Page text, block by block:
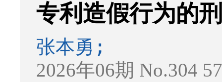
专利造假行为的
张本勇;
2026年06期 No.304